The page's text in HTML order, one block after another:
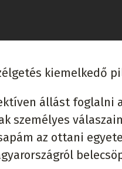
kiemelkedő
állást foglalni
személyes
az ottani